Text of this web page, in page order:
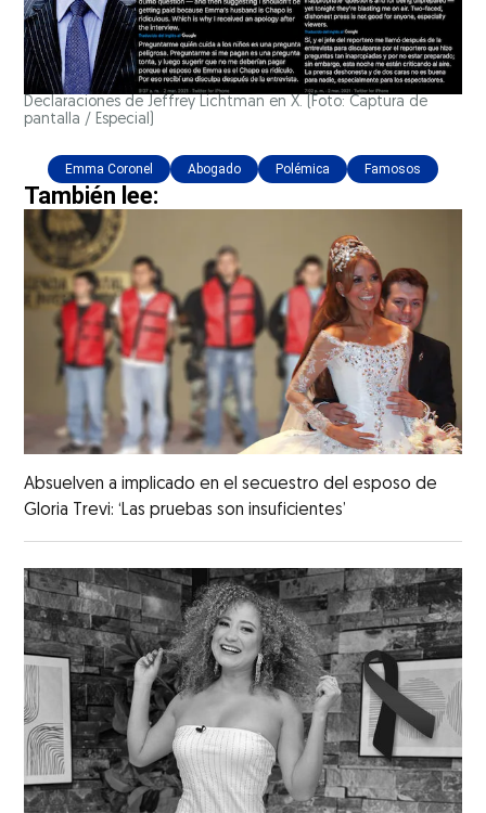
Declaraciones de Jeffrey Lichtman en X. (Foto: Captura de
pantalla / Especial)
Emma Coronel Abogado Polémica Famosos
También lee:
Absuelven a implicado en el secuestro del esposo de
Gloria Trevi: ‘Las pruebas son insuficientes’